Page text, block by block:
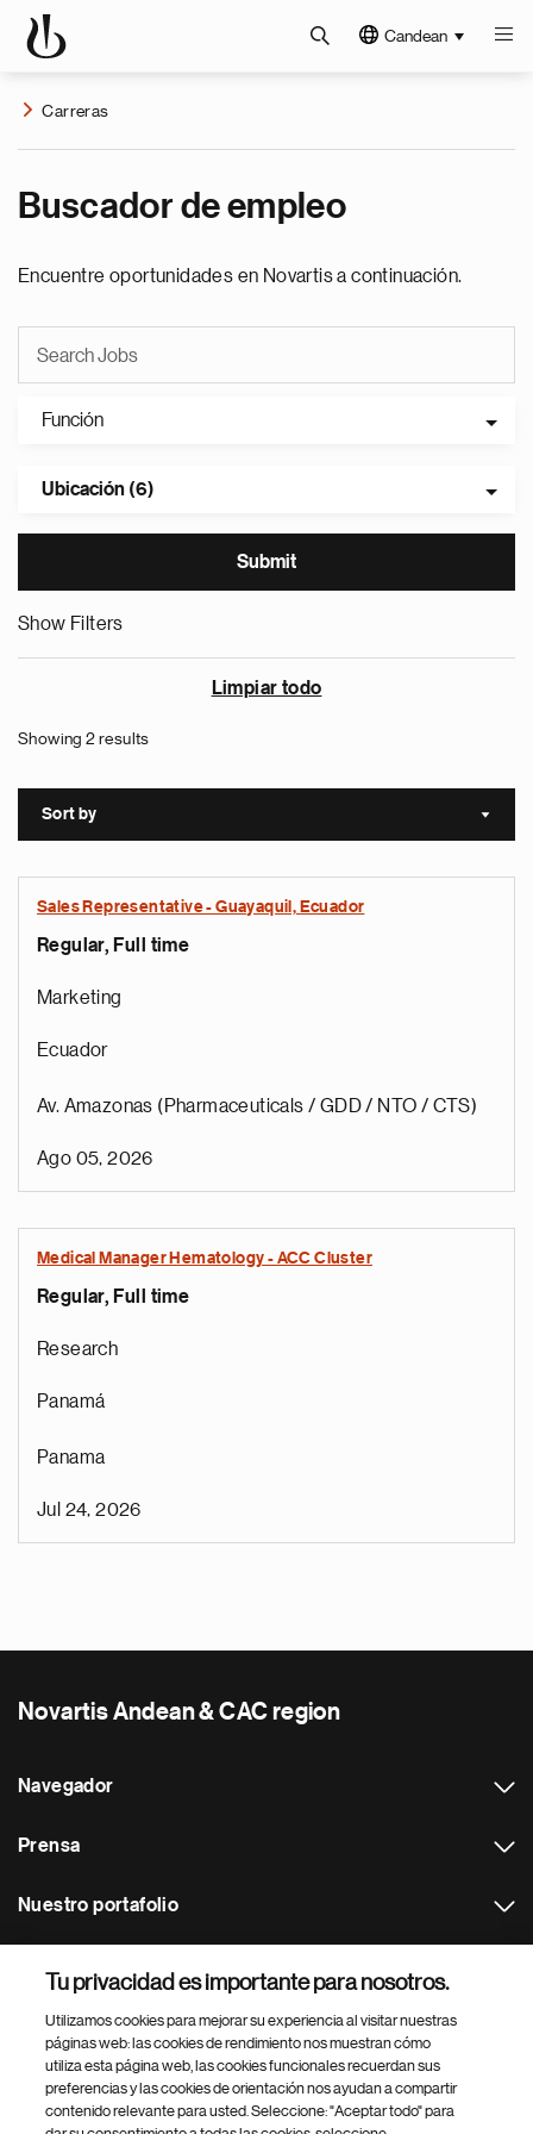
Candean
Carreras
Buscador de empleo
Encuentre oportunidades en Novartis a continuación.
Función
Ubicación (6)
Show Filters
Limpiar todo
Showing 2 results
Sort by Sort
Sales Representative - Guayaquil, Ecuador
Regular, Full time
Marketing
Ecuador
Av. Amazonas (Pharmaceuticals / GDD / NTO / CTS)
Ago 05, 2026
Medical Manager Hematology - ACC Cluster
Regular, Full time
Research
Panamá
Panama
Jul 24, 2026
Novartis Andean & CAC region
Navegador
Prensa
Nuestro portafolio
Footer Site Search
Tu privacidad es importante para nosotros.
Utilizamos cookies para mejorar su experiencia al visitar nuestras
páginas web: las cookies de rendimiento nos muestran cómo
utiliza esta página web, las cookies funcionales recuerdan sus
preferencias y las cookies de orientación nos ayudan a compartir
contenido relevante para usted. Seleccione: "Aceptar todo" para